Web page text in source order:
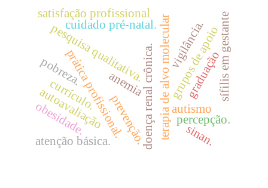
terapia de alvo molecular
doença renal crônica.
pesquisa qualitativa.
prática profissional. autismo
grupos de apoio
percepção.
currículo.
pobreza.
vigilância. sífilis em gestante
satisfação profissional
anemia
prevenção.
autoavaliação
sinan.
cuidado pré-natal.
atenção básica.
obesidade.
graduação